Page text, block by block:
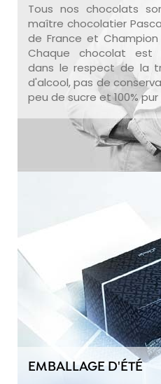
Tous nos chocolats
maître chocolatier
de France et
Chaque chocolat est
dans le respect de la
d'alcool, pas de
peu de sucre et 100%
EMBALLAGE D'ÉTÉ